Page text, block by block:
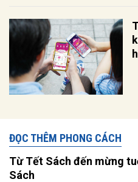
ĐỌC THÊM PHONG CÁCH
Từ Tết Sách đến mừng
Sách